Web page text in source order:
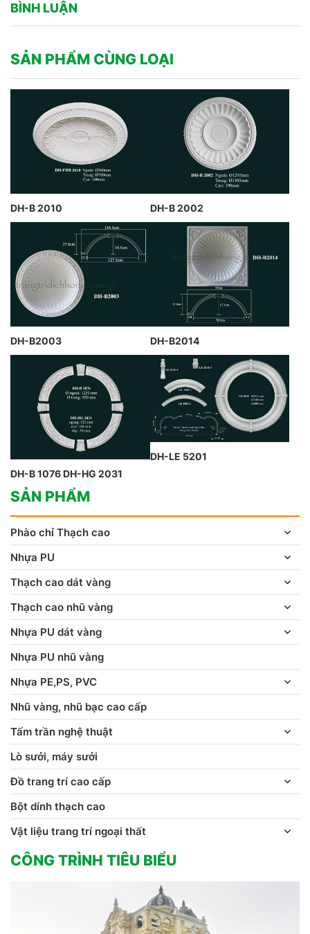
BÌNH LUẬN
SẢN PHẨM CÙNG LOẠI
DH-B 2010 DH-B 2002
DH-B2003 DH-B2014
DH-B 1076 DH-HG 2031
DH-LE 5201
SẢN PHẨM
Phào chỉ Thạch cao
Nhựa PU
Thạch cao dát vàng
Thạch cao nhũ vàng
Nhựa PU dát vàng
Nhựa PU nhũ vàng
Nhựa PE,PS, PVC
Nhũ vàng, nhũ bạc cao cấp
Tấm trần nghệ thuật
Lò sưởi, máy sưởi
Đồ trang trí cao cấp
Bột dính thạch cao
Vật liệu trang trí ngoại thất
CÔNG TRÌNH TIÊU BIỂU